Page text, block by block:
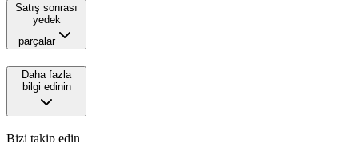
Satış sonrası
yedek
parçalar
Daha fazla
bilgi edinin
Bizi takip edin